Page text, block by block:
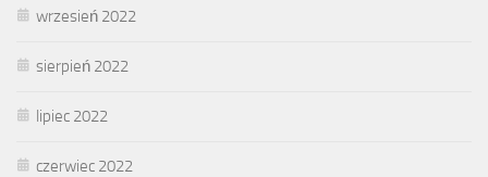
wrzesień 2022
sierpień 2022
lipiec 2022
czerwiec 2022